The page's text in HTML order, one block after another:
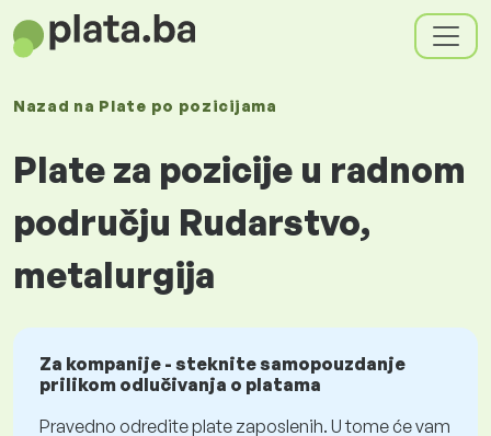
Nazad na Plate po pozicijama
Plate za pozicije u radnom
području Rudarstvo,
metalurgija
Za kompanije - steknite samopouzdanje
prilikom odlučivanja o platama
Pravedno odredite plate zaposlenih. U tome će vam